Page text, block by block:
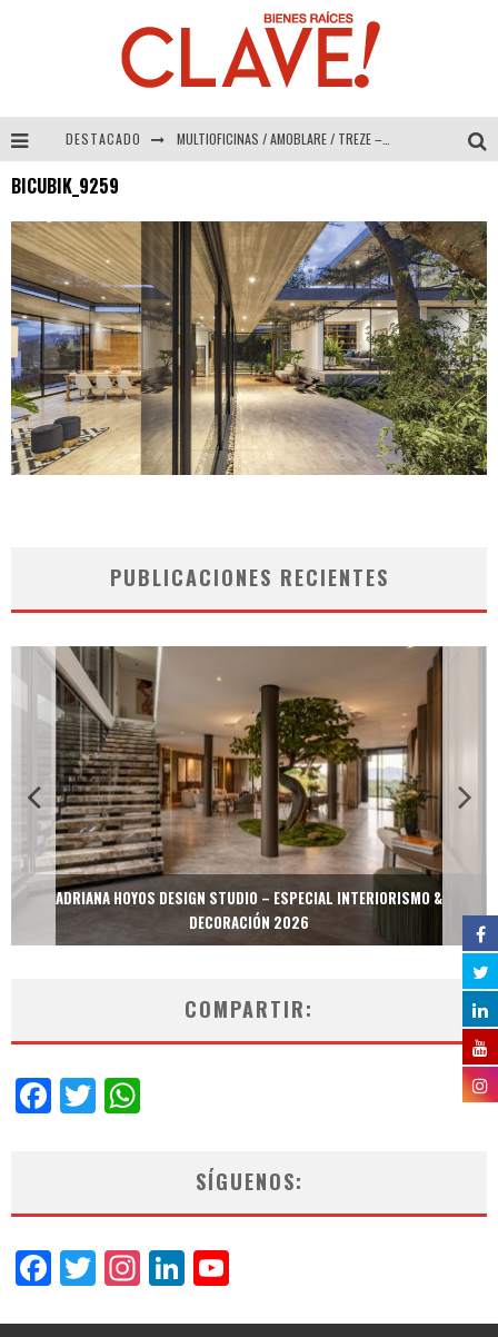
DESTACADO MULTIOFICINAS / AMOBLARE / TREZE – Especial Interiorismo & Decoración 2026
COLINEAL – Especial Interiorismo & Decoración 2026
ADRIANA HOYOS DESIGN STUDIO – Especial Interiorismo & Decoración 2026
BICUBIK_9259
PUBLICACIONES RECIENTES
ADRIANA HOYOS DESIGN STUDIO – ESPECIAL INTERIORISMO &
DECORACIÓN 2026
COMPARTIR:
Facebook
Twitter
SÍGUENOS:
Facebook
Twitter
Instagram
LinkedIn